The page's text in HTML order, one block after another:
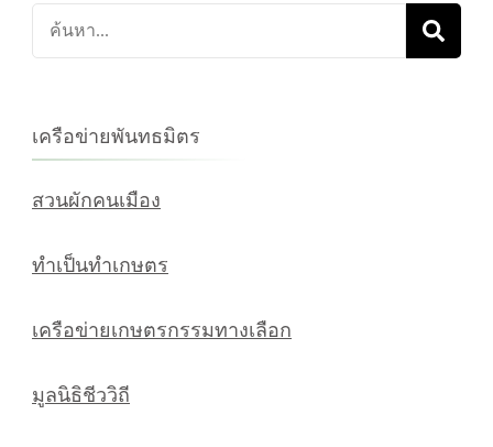
ค้นหา
เกี่ยว
เครือข่ายพันทธมิตร
สวนผักคนเมือง
ทำเป็นทำเกษตร
เครือข่ายเกษตรกรรมทางเลือก
มูลนิธิชีววิถี